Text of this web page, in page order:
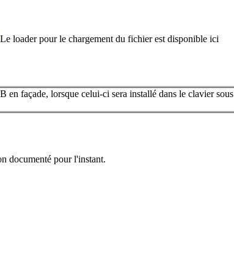
loader pour le chargement du fichier est disponible ici
façade, lorsque celui-ci sera installé dans le clavier sous
documenté pour l'instant.